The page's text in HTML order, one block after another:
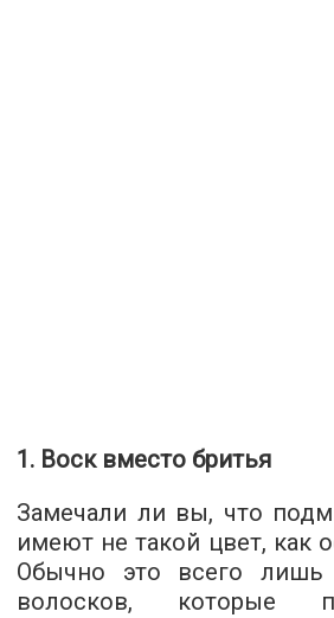
1. Воск вместо бритья
Замечали ли вы, что
имеют не такой цвет, как
Обычно это всего лишь
волосков, которые